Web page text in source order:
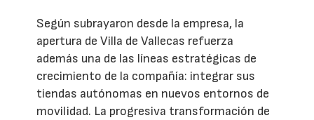
Según subrayaron desde la empresa, la
apertura de Villa de Vallecas refuerza
además una de las líneas estratégicas de
crecimiento de la compañía: integrar sus
tiendas autónomas en nuevos entornos de
movilidad. La progresiva transformación de